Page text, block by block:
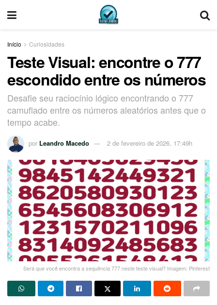
Início Curiosidades
Teste Visual: encontre o 777
escondido entre os números
Desafie seu raciocínio lógico encontrando o 777
camuflado entre os números aleatórios antes que o
tempo acabe.
por Leandro Macedo 2 de fevereiro de 2026, 17:49h
Será que você encontra a sequência 777 neste teste visual? Imagem: Pinterest